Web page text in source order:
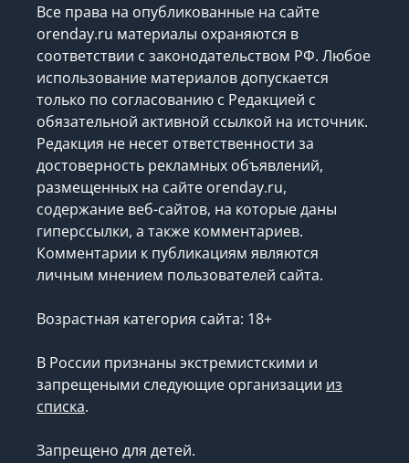
Все права на опубликованные на сайте
orenday.ru материалы охраняются в
соответствии с законодательством РФ. Любое
использование материалов допускается
только по согласованию с Редакцией с
обязательной активной ссылкой на источник.
Редакция не несет ответственности за
достоверность рекламных объявлений,
размещенных на сайте orenday.ru,
содержание веб-сайтов, на которые даны
гиперссылки, а также комментариев.
Комментарии к публикациям являются
личным мнением пользователей сайта.
Возрастная категория сайта: 18+
В России признаны экстремистскими и
запрещеными следующие организации из
списка.
Запрещено для детей.